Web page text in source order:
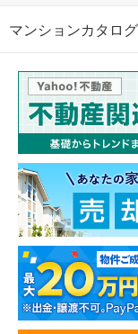
マンションカタログ